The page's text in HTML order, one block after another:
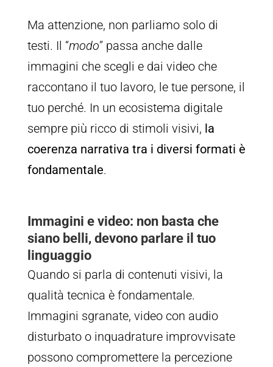
Ma attenzione, non parliamo solo di
testi. Il “modo” passa anche dalle
immagini che scegli e dai video che
raccontano il tuo lavoro, le tue persone, il
tuo perché. In un ecosistema digitale
sempre più ricco di stimoli visivi, la
coerenza narrativa tra i diversi formati è
fondamentale.
Immagini e video: non basta che
siano belli, devono parlare il tuo
linguaggio
Quando si parla di contenuti visivi, la
qualità tecnica è fondamentale.
Immagini sgranate, video con audio
disturbato o inquadrature improvvisate
possono compromettere la percezione